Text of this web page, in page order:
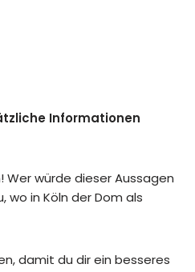
Informationen
Wer würde dieser Aussagen
wo in Köln der Dom als
damit du dir ein besseres